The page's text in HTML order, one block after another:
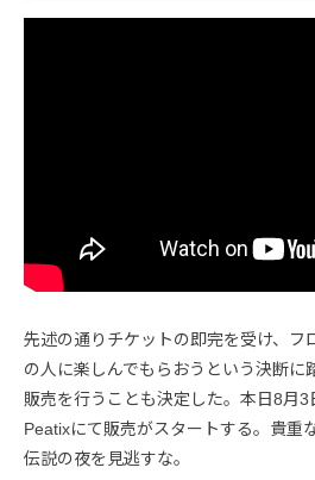
先述の通りチケットの即完を受け、フ
の人に楽しんでもらおうという決断に
販売を行うことも決定した。本日8月
Peatixにて販売がスタートする。貴重
伝説の夜を見逃すな。